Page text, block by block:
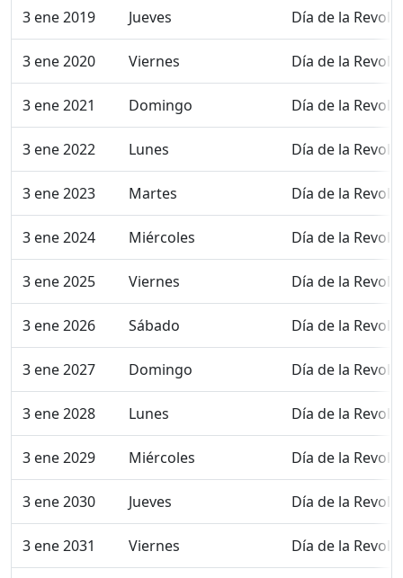
3 ene 2019 Jueves Día de la
3 ene 2020 Viernes Día de la
3 ene 2021 Domingo Día de la
3 ene 2022 Lunes Día de la
3 ene 2023 Martes Día de la
3 ene 2024 Miércoles Día de la
3 ene 2025 Viernes Día de la
3 ene 2026 Sábado Día de la
3 ene 2027 Domingo Día de la
3 ene 2028 Lunes Día de la
3 ene 2029 Miércoles Día de la
3 ene 2030 Jueves Día de la
3 ene 2031 Viernes Día de la